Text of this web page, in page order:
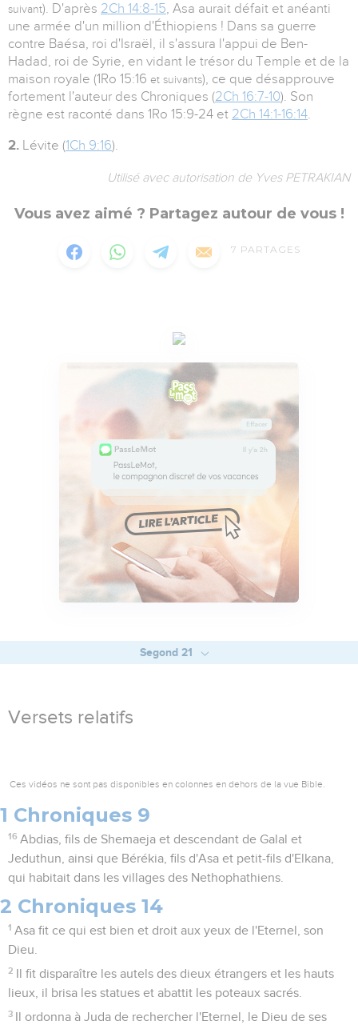
suivant). D'après 2Ch 14:8-15, Asa aurait défait et anéanti
une armée d'un million d'Éthiopiens ! Dans sa guerre
contre Baésa, roi d'Israël, il s'assura l'appui de Ben-
Hadad, roi de Syrie, en vidant le trésor du Temple et de la
maison royale (1Ro 15:16 et suivants), ce que désapprouve
fortement l'auteur des Chroniques (2Ch 16:7-10). Son
règne est raconté dans 1Ro 15:9-24 et 2Ch 14:1-16:14.
2. Lévite (1Ch 9:16).
Utilisé avec autorisation de Yves PETRAKIAN
Vous avez aimé ? Partagez autour de vous !
7 PARTAGES
Segond 21
Versets relatifs
Ces vidéos ne sont pas disponibles en colonnes en dehors de la vue Bible.
1 Chroniques 9
16 Abdias, fils de Shemaeja et descendant de Galal et
Jeduthun, ainsi que Bérékia, fils d'Asa et petit-fils d'Elkana,
qui habitait dans les villages des Nethophathiens.
2 Chroniques 14
1 Asa fit ce qui est bien et droit aux yeux de l'Eternel, son
Dieu.
2
Il fit disparaître les autels des dieux étrangers et les hauts
lieux, il brisa les statues et abattit les poteaux sacrés.
3
Il ordonna à Juda de rechercher l'Eternel, le Dieu de ses